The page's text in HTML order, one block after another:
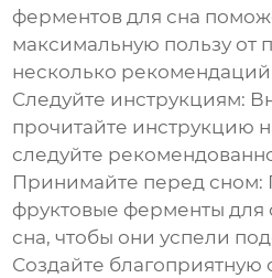
ферментов для сна
максимальную пользу от
несколько
Следуйте инструкциям:
прочитайте инструкцию
следуйте
Принимайте перед сном:
фруктовые ферменты для
сна, чтобы они успели
Создайте благоприятную